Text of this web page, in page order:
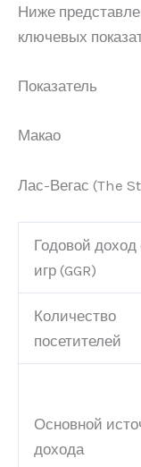
Ниже
ключевых
Показатель
Макао
Лас-Вегас (The
Годовой доход
игр (GGR)
Количество
посетителей
Основной
дохода